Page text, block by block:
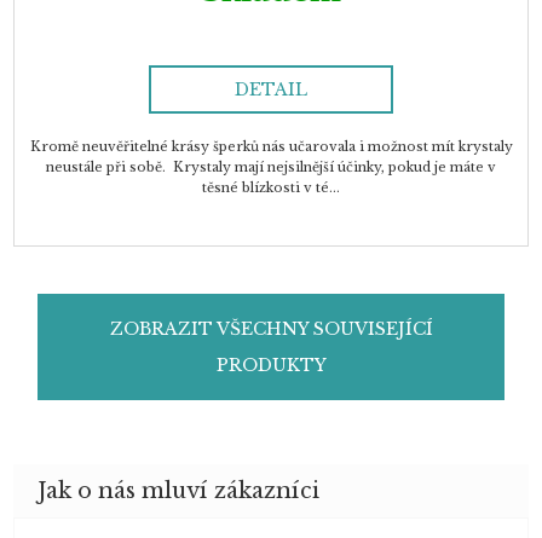
DETAIL
Kromě neuvěřitelné krásy šperků nás učarovala i možnost mít krystaly
neustále při sobě. Krystaly mají nejsilnější účinky, pokud je máte v
těsné blízkosti v té...
ZOBRAZIT VŠECHNY SOUVISEJÍCÍ
PRODUKTY